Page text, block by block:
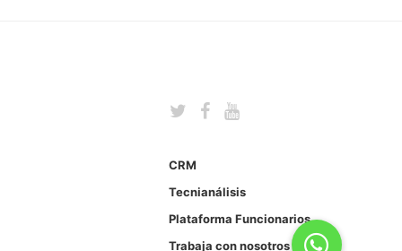
CRM
Tecnianálisis
Plataforma Funcionarios
Trabaja con nosotros